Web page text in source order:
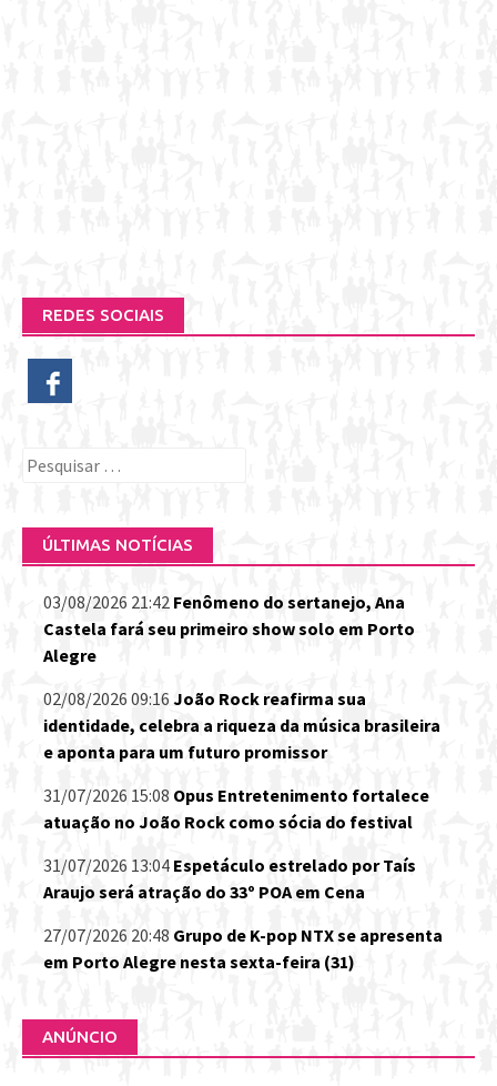
REDES SOCIAIS
Pesquisar
ÚLTIMAS NOTÍCIAS
03/08/2026 21:42 Fenômeno do sertanejo, Ana
Castela fará seu primeiro show solo em Porto
Alegre
02/08/2026 09:16 João Rock reafirma sua
identidade, celebra a riqueza da música brasileira
e aponta para um futuro promissor
31/07/2026 15:08 Opus Entretenimento fortalece
atuação no João Rock como sócia do festival
31/07/2026 13:04 Espetáculo estrelado por Taís
Araujo será atração do 33º POA em Cena
27/07/2026 20:48 Grupo de K-pop NTX se apresenta
em Porto Alegre nesta sexta-feira (31)
ANÚNCIO